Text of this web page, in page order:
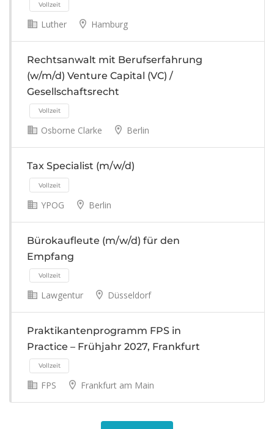
Teilzeit Vollzeit
Vollzeit
Luther Hamburg
Rechtsanwalt mit Berufserfahrung
(w/m/d) Venture Capital (VC) /
Gesellschaftsrecht
Vollzeit
Osborne Clarke Berlin
Tax Specialist (m/w/d)
YPOG Berlin
Bürokaufleute (m/w/d) für den
Empfang
Lawgentur Düsseldorf
Praktikantenprogramm FPS in
Practice – Frühjahr 2027, Frankfurt
FPS Frankfurt am Main